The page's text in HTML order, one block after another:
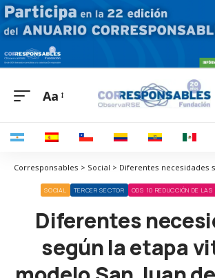
Aa
SOCIAL TERCER SECTOR ODS 10 REDUCCIÓN DE LAS
Diferentes
según la etapa